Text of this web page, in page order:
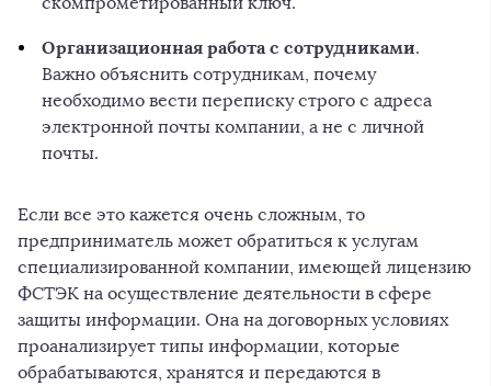
Организационная работа с сотрудниками.
Важно объяснить сотрудникам, почему
необходимо вести переписку строго с адреса
электронной почты компании, а не с личной
почты.
Если все это кажется очень сложным, то
предприниматель может обратиться к услугам
специализированной компании, имеющей лицензию
ФСТЭК на осуществление деятельности в сфере
защиты информации. Она на договорных условиях
проанализирует типы информации, которые
обрабатываются, хранятся и передаются в